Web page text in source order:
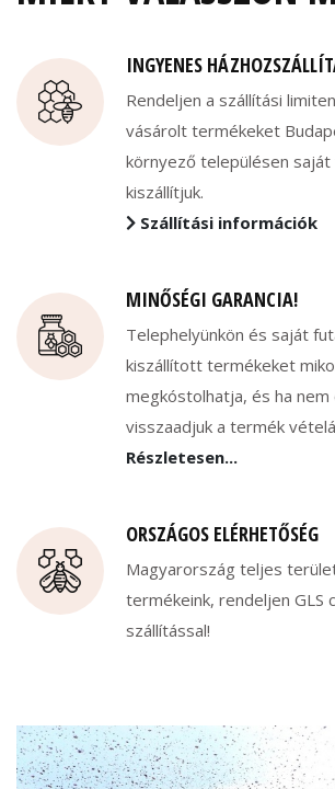
INGYENES
Rendeljen a szállítási
vásárolt termékeket
környező településen saját
kiszállítjuk.
Szállítási információk
MINŐSÉGI GARANCIA!
Telephelyünkön és saját
kiszállított termékeket
megkóstolhatja, és ha
visszaadjuk a termék
Részletesen...
ORSZÁGOS ELÉRHETŐSÉG
Magyarország teljes
termékeink, rendeljen GLS
szállítással!